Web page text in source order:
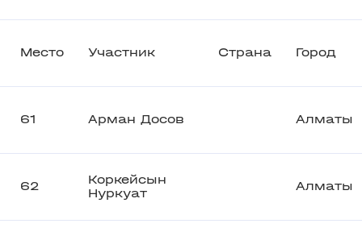
Место Участник Страна Город
61 Арман Досов Алматы
62
Коркейсын
Нуркуат
Алматы